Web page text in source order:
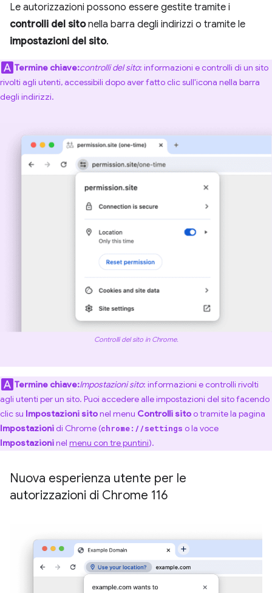
Le autorizzazioni possono essere gestite tramite i
controlli del sitonella barra degli indirizzi o tramite le
impostazioni del sito.
Termine chiave:controlli del sito: informazioni e controlli di un sito
rivolti agli utenti, accessibili dopo aver fatto clic sull'icona nella barra
degli indirizzi.
Controlli del sito in Chrome.
Termine chiave:Impostazioni sito: informazioni e controlli rivolti
agli utenti per un sito. Puoi accedere alle impostazioni del sito facendo
clic su Impostazioni sitonel menu Controlli sitoo tramite la pagina
Impostazionidi Chrome (chrome://settings o la voce
Impostazioninel menu con tre puntini).
Nuova esperienza utente per le
autorizzazioni di Chrome 116